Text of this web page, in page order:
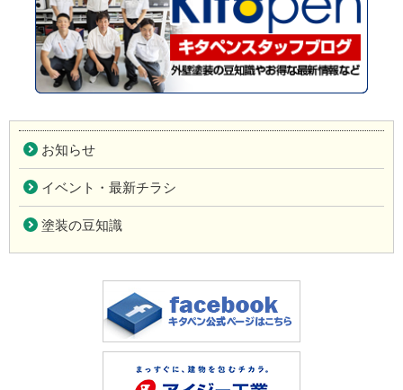
お知らせ
イベント・最新チラシ
塗装の豆知識